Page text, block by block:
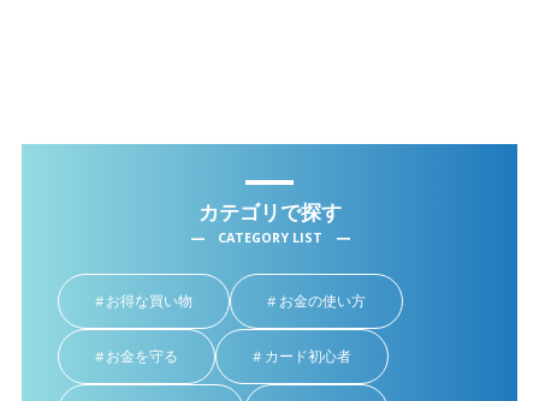
カテゴリで探す
CATEGORY LIST
お得な買い物 お金の使い方
お金を守る カード初心者